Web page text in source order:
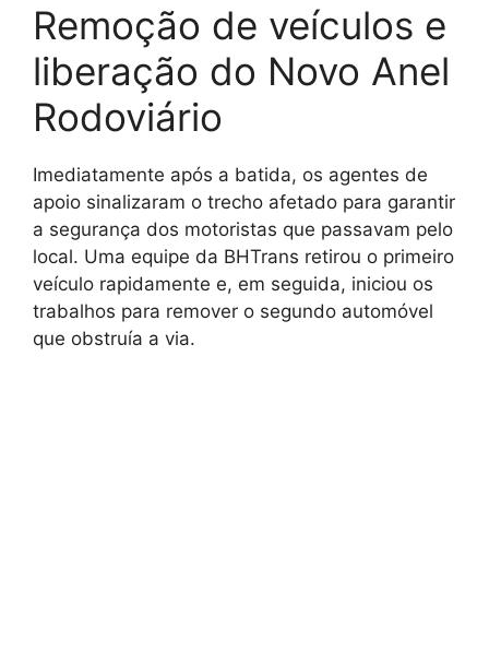
Remoção de veículos e
liberação do Novo Anel
Rodoviário
Imediatamente após a batida, os agentes de
apoio sinalizaram o trecho afetado para garantir
a segurança dos motoristas que passavam pelo
local. Uma equipe da BHTrans retirou o primeiro
veículo rapidamente e, em seguida, iniciou os
trabalhos para remover o segundo automóvel
que obstruía a via.